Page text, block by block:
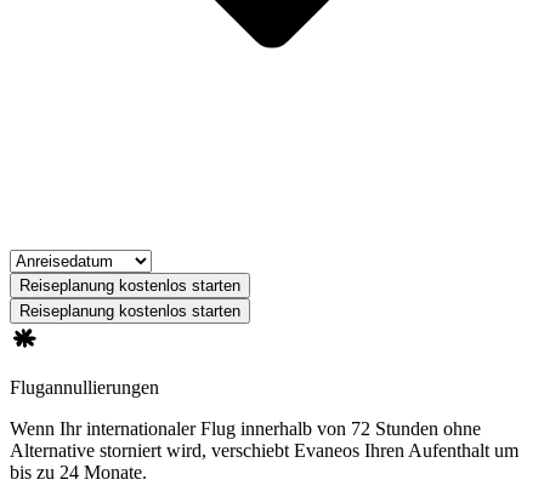
Reiseplanung kostenlos starten
Reiseplanung kostenlos starten
Flugannullierungen
Wenn Ihr internationaler Flug innerhalb von 72 Stunden ohne
Alternative storniert wird, verschiebt Evaneos Ihren Aufenthalt um
bis zu 24 Monate.